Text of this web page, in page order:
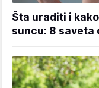
Šta uraditi i
suncu: 8 saveta